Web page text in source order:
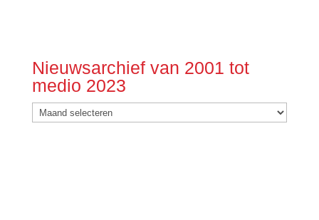
Nieuwsarchief van 2001 tot
medio 2023
Nieuwsarchief
van